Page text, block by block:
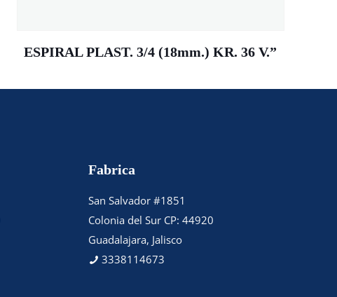
ESPIRAL PLAST. 3/4 (18mm.) KR. 36 V.”
Fabrica
San Salvador #1851
Colonia del Sur CP: 44920
Guadalajara, Jalisco
3338114673